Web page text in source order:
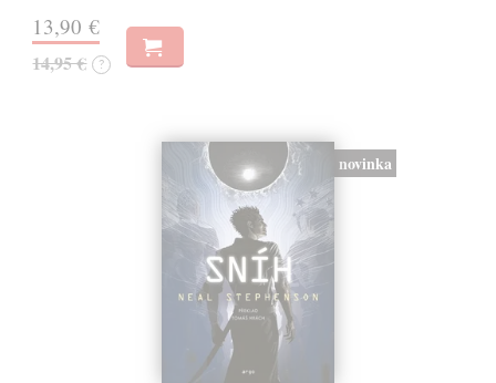
13,90 €
14,95 € ?
novinka